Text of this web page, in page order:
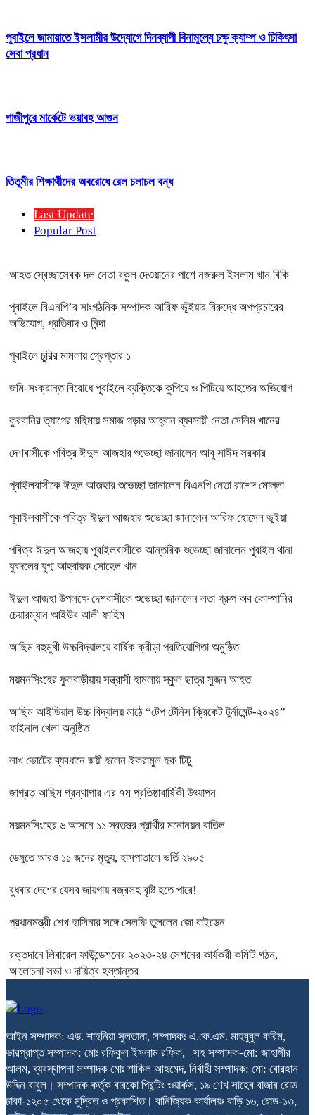
পূবাইলে জামায়াতে ইসলামীর উদ্যোগে দিনব্যাপী বিনামূল্যে চক্ষু ক্যাম্প ও চিকিৎসা
সেবা প্রধান
গাজীপুরে মার্কেটে ভয়াবহ আগুন
তিতুমীর শিক্ষার্থীদের অবরোধে রেল চলাচল বন্ধ
Last Update
Popular Post
আহত স্বেচ্ছাসেবক দল নেতা বকুল দেওয়ানের পাশে নজরুল ইসলাম খান বিকি
পূবাইলে বিএনপি’র সাংগঠনিক সম্পাদক আরিফ ভূঁইয়ার বিরুদ্ধে অপপ্রচারের
অভিযোগ, প্রতিবাদ ও নিন্দা
পূবাইলে চুরির মামলায় গ্রেপ্তার ১
জমি-সংক্রান্ত বিরোধে পূবাইলে ব্যক্তিকে কুপিয়ে ও পিটিয়ে আহতের অভিযোগ
কুরবানির ত্যাগের মহিমায় সমাজ গড়ার আহ্বান ব্যবসায়ী নেতা সেলিম খানের
দেশবাসীকে পবিত্র ঈদুল আজহার শুভেচ্ছা জানালেন আবু সাঈদ সরকার
পূবাইলবাসীকে ঈদুল আজহার শুভেচ্ছা জানালেন বিএনপি নেতা রাশেদ মোল্লা
পূবাইলবাসীকে পবিত্র ঈদুল আজহার শুভেচ্ছা জানালেন আরিফ হোসেন ভূইয়া
পবিত্র ঈদুল আজহায় পূবাইলবাসীকে আন্তরিক শুভেচ্ছা জানালেন পূবাইল থানা
যুবদলের যুগ্ম আহ্বায়ক সোহেল খান
ঈদুল আজহা উপলক্ষে দেশবাসীকে শুভেচ্ছা জানালেন লতা গ্রুপ অব কোম্পানির
চেয়ারম্যান আইউব আলী ফাহিম
আছিম বহুমুখী উচ্চবিদ্যালয়ে বার্ষিক ক্রীড়া প্রতিযোগিতা অনুষ্ঠিত
ময়মনসিংহের ফুলবাড়ীয়ায় সন্ত্রাসী হামলায় স্কুল ছাত্র সুজন আহত
আছিম আইডিয়াল উচ্চ বিদ্যালয় মাঠে “টেপ টেনিস ক্রিকেট টুর্নামেন্ট-২০২৪”
ফাইনাল খেলা অনুষ্ঠিত
লাখ ভোটের ব্যবধানে জয়ী হলেন ইকরামুল হক টিটু
জাগ্রত আছিম গ্রন্থাগার এর ৭ম প্রতিষ্ঠাবার্ষিকী উৎযাপন
ময়মনসিংহের ৬ আসনে ১১ স্বতন্ত্র প্রার্থীর মনোনয়ন বাতিল
ডেঙ্গুতে আরও ১১ জনের মৃত্যু, হাসপাতালে ভর্তি ২৯০৫
বুধবার দেশের যেসব জায়গায় বজ্রসহ বৃষ্টি হতে পারে!
প্রধানমন্ত্রী শেখ হাসিনার সঙ্গে সেলফি তুললেন জো বাইডেন
রক্তদানে লিবারেল ফাউন্ডেশনের ২০২৩-২৪ সেশনের কার্যকরী কমিটি গঠন,
আলোচনা সভা ও দায়িত্ব হস্তান্তর
আইন সম্পাদক: এড. শাহনিয়া সুলতানা, সম্পাদকঃ এ.কে.এম. মাহবুবুল করিম,
ভারপ্রাপ্ত সম্পাদক: মোঃ রফিকুল ইসলাম রফিক, সহ সম্পাদক-মো: জাহাঙ্গীর
আলম, ব্যবস্থাপনা সম্পাদক মোঃ শাকিল আহমেদ, নির্বাহী সম্পাদক: মো: বোরহান
উদ্দিন বাবুল। সম্পাদক কর্তৃক বারকো প্রিন্টিং ওয়ার্কস, ১৯ শেখ সাহেব বাজার রোড
ঢাকা-১২০৫ থেকে মুদ্রিত ও প্রকাশিত। বানিজ্যিক কার্যালয়ঃ বাড়ি ১৬, রোড-১৩,